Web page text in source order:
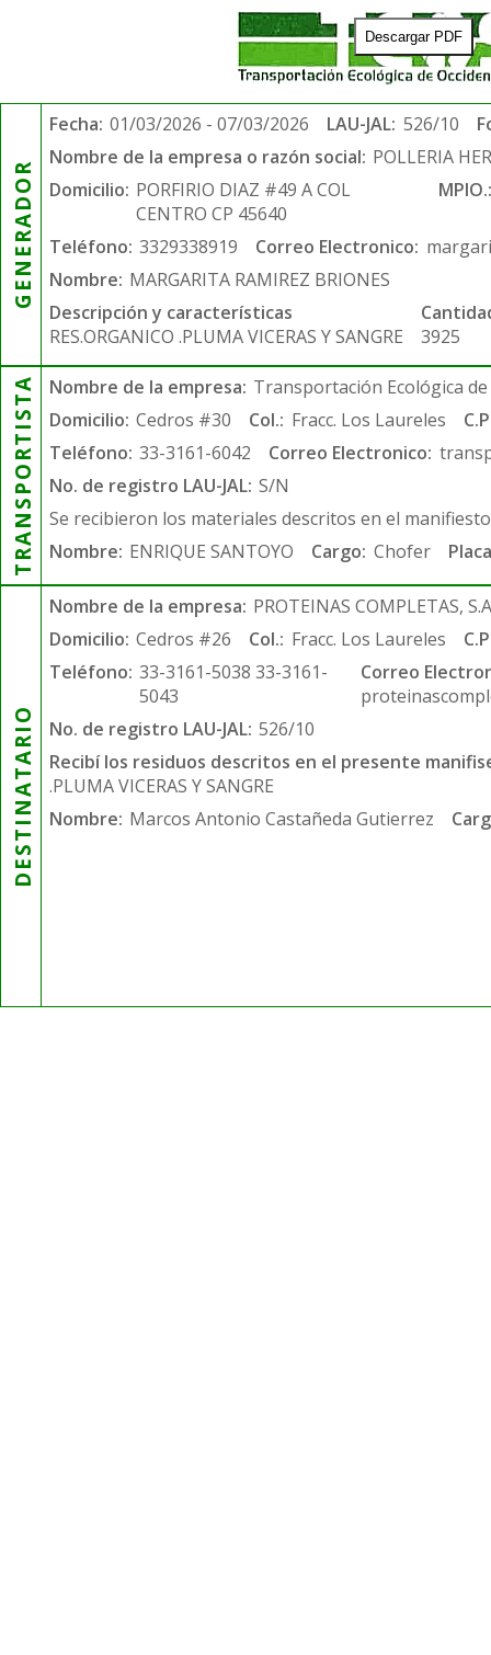
Descargar PDF
GENERADOR
Fecha: 01/03/2026 - 07/03/2026 LAU-JAL: 526/10
Nombre de la empresa o razón social: POLLERIA
Domicilio: PORFIRIO DIAZ #49 A COL
CENTRO CP 45640
Teléfono: 3329338919 Correo Electronico:
Nombre: MARGARITA RAMIREZ BRIONES
Descripción y características
RES.ORGANICO .PLUMA VICERAS Y SANGRE
3925
TRANSPORTISTA Nombre de la empresa: Transportación Ecológica de
Domicilio: Cedros #30 Col.: Fracc. Los Laureles
Teléfono: 33-3161-6042 Correo Electronico:
No. de registro LAU-JAL: S/N
Se recibieron los materiales descritos en el
Nombre: ENRIQUE SANTOYO Cargo: Chofer
DESTINATARIO
Nombre de la empresa: PROTEINAS COMPLETAS,
Domicilio: Cedros #26 Col.: Fracc. Los Laureles
Teléfono: 33-3161-5038 33-3161-
5043
Correo
No. de registro LAU-JAL: 526/10
Recibí los residuos descritos en el presente
.PLUMA VICERAS Y SANGRE
Nombre: Marcos Antonio Castañeda Gutierrez